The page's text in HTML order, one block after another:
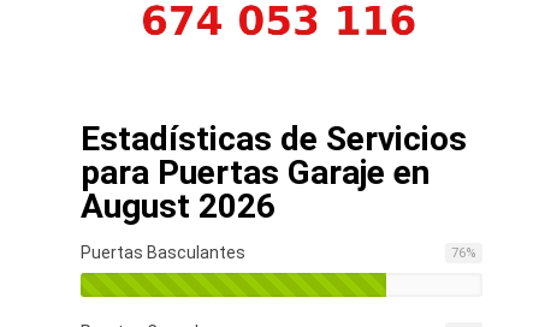
Estadísticas de Servicios
para Puertas Garaje en
August 2026
Puertas Basculantes 76%